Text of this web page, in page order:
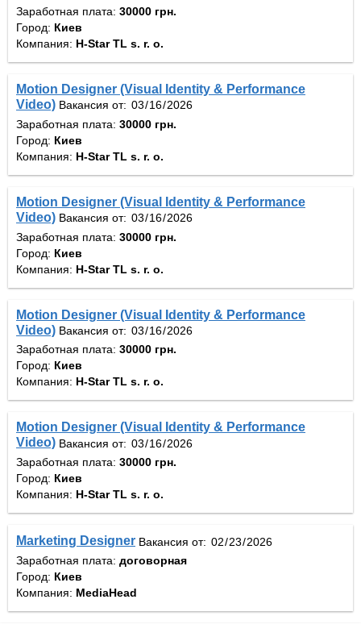
Заработная плата: 30000 грн.
Город: Киев
Компания: H-Star TL s. r. o.
Motion Designer (Visual Identity & Performance
Video) Вакансия от:
Заработная плата: 30000 грн.
Город: Киев
Компания: H-Star TL s. r. o.
Motion Designer (Visual Identity & Performance
Video) Вакансия от:
Заработная плата: 30000 грн.
Город: Киев
Компания: H-Star TL s. r. o.
Motion Designer (Visual Identity & Performance
Video) Вакансия от:
Заработная плата: 30000 грн.
Город: Киев
Компания: H-Star TL s. r. o.
Motion Designer (Visual Identity & Performance
Video) Вакансия от:
Заработная плата: 30000 грн.
Город: Киев
Компания: H-Star TL s. r. o.
Marketing Designer Вакансия от:
Заработная плата: договорная
Город: Киев
Компания: MediaHead